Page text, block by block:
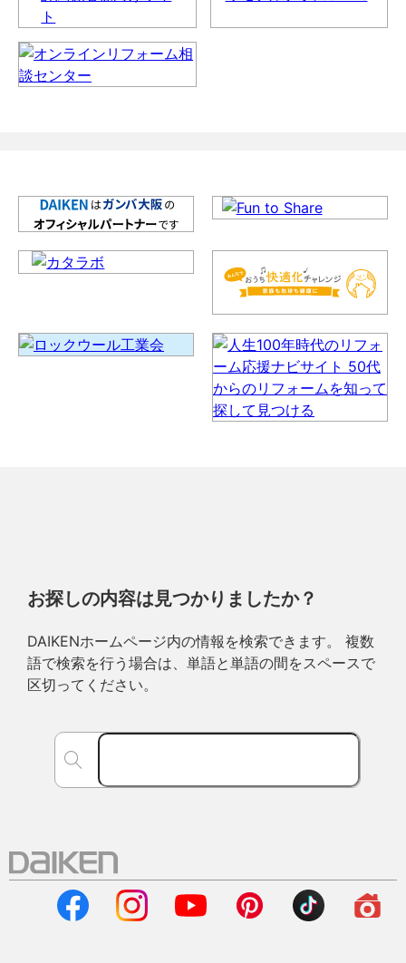
お探しの内容は見つかりましたか？
DAIKENホームページ内の情報を検索できます。 複数
語で検索を行う場合は、単語と単語の間をスペースで
区切ってください。